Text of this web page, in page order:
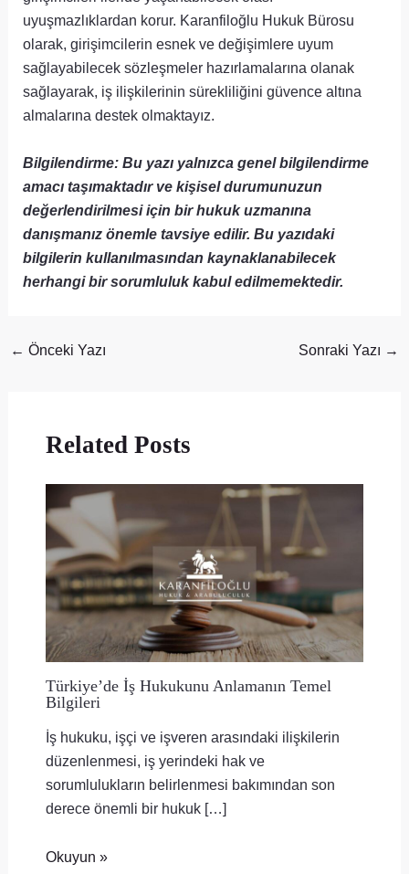
uyuşmazlıklardan korur. Karanfiloğlu Hukuk Bürosu
olarak, girişimcilerin esnek ve değişimlere uyum
sağlayabilecek sözleşmeler hazırlamalarına olanak
sağlayarak, iş ilişkilerinin sürekliliğini güvence altına
almalarına destek olmaktayız.
Bilgilendirme: Bu yazı yalnızca genel bilgilendirme
amacı taşımaktadır ve kişisel durumunuzun
değerlendirilmesi için bir hukuk uzmanına
danışmanız önemle tavsiye edilir. Bu yazıdaki
bilgilerin kullanılmasından kaynaklanabilecek
herhangi bir sorumluluk kabul edilmemektedir.
← Önceki Yazı Sonraki Yazı →
Related Posts
Türkiye’de İş Hukukunu Anlamanın Temel
Bilgileri
İş hukuku, işçi ve işveren arasındaki ilişkilerin
düzenlenmesi, iş yerindeki hak ve
sorumlulukların belirlenmesi bakımından son
derece önemli bir hukuk […]
Okuyun »